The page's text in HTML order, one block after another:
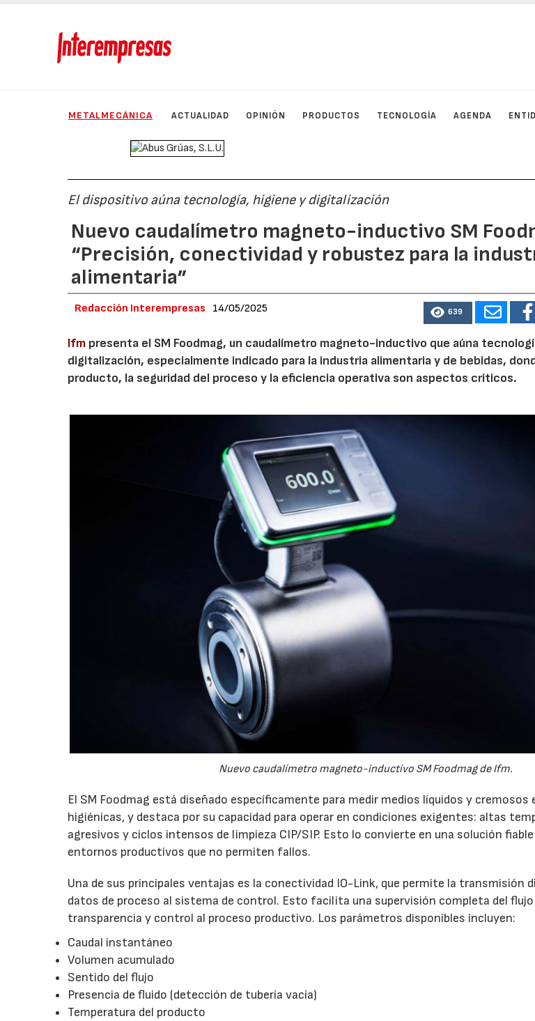
METALMECÁNICA ACTUALIDAD OPINIÓN PRODUCTOS TECNOLOGÍA AGENDA
El dispositivo aúna tecnología, higiene y digitalización
Nuevo caudalímetro magneto-inductivo SM
“Precisión, conectividad y robustez para la
alimentaria”
Redacción Interempresas 14/05/2025 639
Ifm presenta el SM Foodmag, un caudalímetro magneto-inductivo que aúna
digitalización, especialmente indicado para la industria alimentaria y de bebidas,
producto, la seguridad del proceso y la eficiencia operativa son aspectos críticos.
Nuevo caudalímetro magneto-inductivo SM Foodmag de Ifm.
El SM Foodmag está diseñado específicamente para medir medios líquidos y cremosos
higiénicas, y destaca por su capacidad para operar en condiciones exigentes: altas
agresivos y ciclos intensos de limpieza CIP/SIP. Esto lo convierte en una solución fiable
entornos productivos que no permiten fallos.
Una de sus principales ventajas es la conectividad IO-Link, que permite la transmisión
datos de proceso al sistema de control. Esto facilita una supervisión completa del
transparencia y control al proceso productivo. Los parámetros disponibles incluyen:
Caudal instantáneo
Volumen acumulado
Sentido del flujo
Presencia de fluido (detección de tubería vacía)
Temperatura del producto